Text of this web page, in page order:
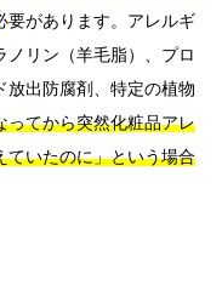
要があります。アレルギ
ノリン（羊毛脂）、プロ
放出防腐剤、特定の植物
ってから突然化粧品アレ
ていたのに」という場合